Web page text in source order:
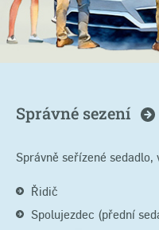
Správné sezení
Správně seřízené
Řidič
Spolujezdec (přední